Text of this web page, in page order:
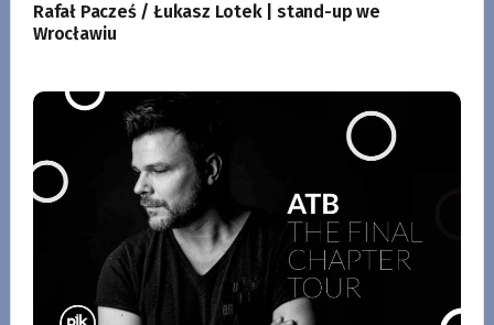
Rafał Pacześ / Łukasz Lotek | stand-up we
Wrocławiu